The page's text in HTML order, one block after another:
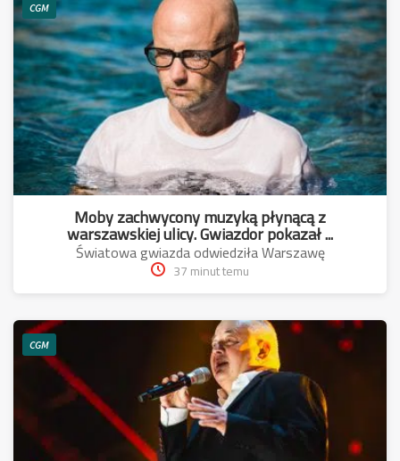
CGM
Moby zachwycony muzyką płynącą z
warszawskiej ulicy. Gwiazdor pokazał ...
Światowa gwiazda odwiedziła Warszawę
37 minut temu
CGM